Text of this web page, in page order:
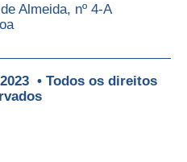
Almeida, nº 4-A
• Todos os direitos